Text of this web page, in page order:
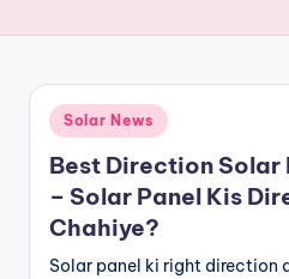
a
n.
c
o
m
Posted
in
Solar News
Best Direction
– Solar Panel Kis
Chahiye?
Solar panel ki right direction